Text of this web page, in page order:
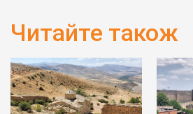
Читайте також